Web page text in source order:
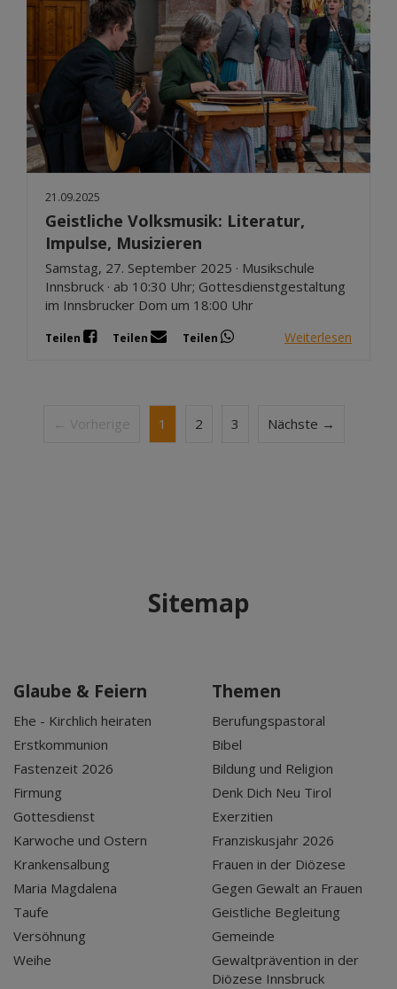
21.09.2025
Geistliche Volksmusik: Literatur,
Impulse, Musizieren
Samstag, 27. September 2025 · Musikschule
Innsbruck · ab 10:30 Uhr; Gottesdienstgestaltung
im Innsbrucker Dom um 18:00 Uhr
Teilen Teilen Teilen Weiterlesen
← Vorherige 1 2 3 Nächste →
Sitemap
Glaube & Feiern
Ehe - Kirchlich heiraten
Erstkommunion
Fastenzeit 2026
Firmung
Gottesdienst
Karwoche und Ostern
Krankensalbung
Maria Magdalena
Taufe
Versöhnung
Weihe
Themen
Berufungspastoral
Bibel
Bildung und Religion
Denk Dich Neu Tirol
Exerzitien
Franziskusjahr 2026
Frauen in der Diözese
Gegen Gewalt an Frauen
Geistliche Begleitung
Gemeinde
Gewaltprävention in der
Diözese Innsbruck